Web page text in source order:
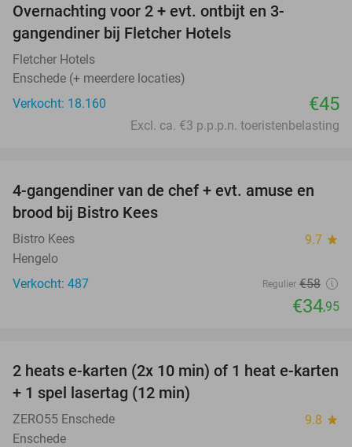
Overnachting voor 2 + evt. ontbijt en 3-
gangendiner bij Fletcher Hotels
Fletcher Hotels
Enschede (+ meerdere locaties)
Verkocht: 18.160
€45
Excl. ca. €3 p.p.p.n. toeristenbelasting
40%
4-gangendiner van de chef + evt. amuse en
brood bij Bistro Kees
Bistro Kees 9.7 star
Hengelo
Verkocht: 487
Regulier €58
€34,95
32%
2 heats e-karten (2x 10 min) of 1 heat e-karten
+ 1 spel lasertag (12 min)
ZERO55 Enschede 9.8 star
Enschede